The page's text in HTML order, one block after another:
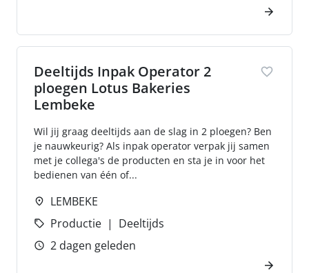
Deeltijds Inpak Operator 2
ploegen Lotus Bakeries
Lembeke
Wil jij graag deeltijds aan de slag in 2 ploegen? Ben
je nauwkeurig? Als inpak operator verpak jij samen
met je collega's de producten en sta je in voor het
bedienen van één of...
LEMBEKE
Productie
Deeltijds
2 dagen geleden